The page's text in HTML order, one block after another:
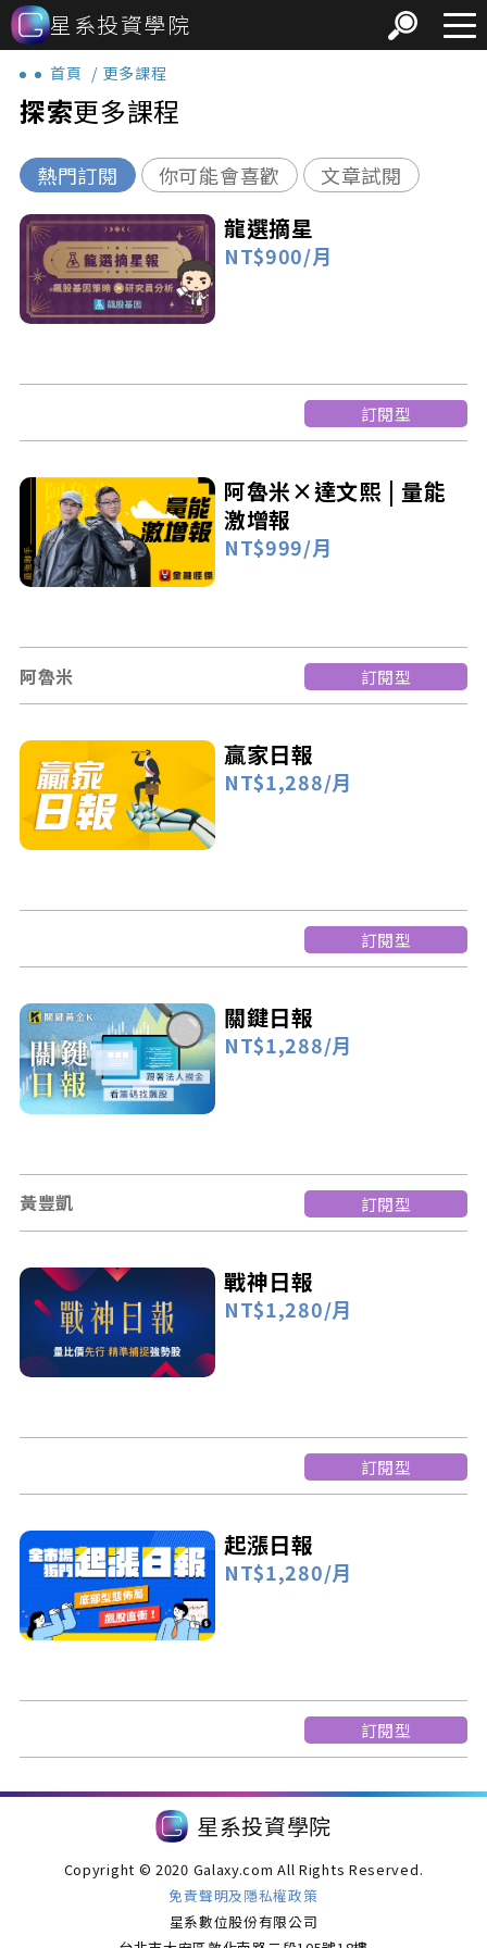
星系投資學院
首頁 更多課程
探索更多課程
熱門訂閱 你可能會喜歡 文章試閱
龍選摘星
NT$900/月
訂閱型
阿魯米×達文熙 | 量能
激增報
NT$999/月
阿魯米 訂閱型
贏家日報
NT$1,288/月
訂閱型
關鍵日報
NT$1,288/月
黃豐凱 訂閱型
戰神日報
NT$1,280/月
訂閱型
起漲日報
NT$1,280/月
訂閱型
星系投資學院
Copyright © 2020 Galaxy.com All Rights Reserved.
免責聲明及隱私權政策
星系數位股份有限公司